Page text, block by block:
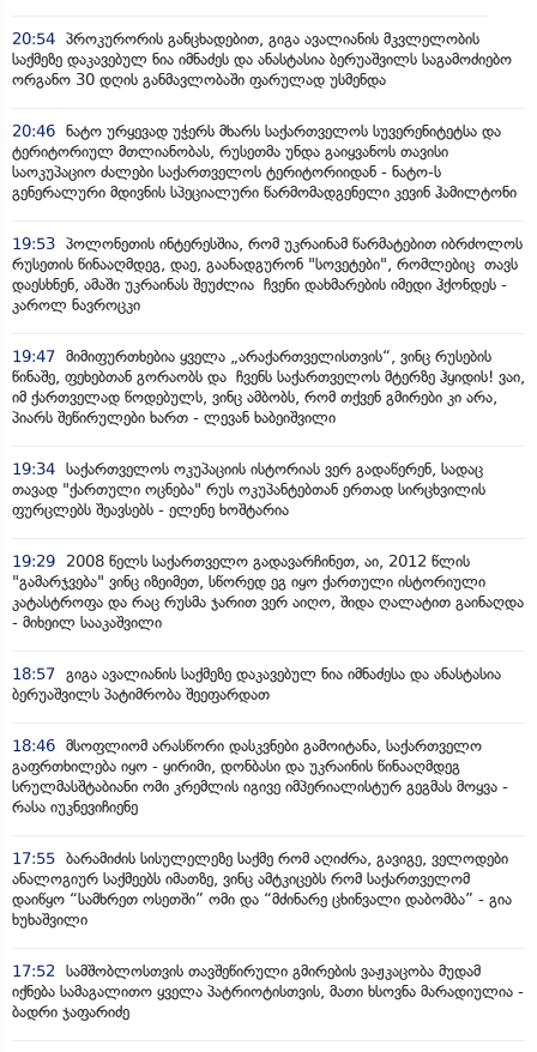
20:54 პროკურორის განცხადებით, გიგა ავალიანის მკვლელობის
საქმეზე დაკავებულ ნია იმნაძეს და ანასტასია ბერუაშვილს საგამოძიებო
ორგანო 30 დღის განმავლობაში ფარულად უსმენდა
20:46 ნატო ურყევად უჭერს მხარს საქართველოს სუვერენიტეტსა და
ტერიტორიულ მთლიანობას, რუსეთმა უნდა გაიყვანოს თავისი
საოკუპაციო ძალები საქართველოს ტერიტორიიდან - ნატო-ს
გენერალური მდივნის სპეციალური წარმომადგენელი კევინ ჰამილტონი
19:53 პოლონეთის ინტერესშია, რომ უკრაინამ წარმატებით იბრძოლოს
რუსეთის წინააღმდეგ, დაე, გაანადგურონ "სოვეტები", რომლებიც თავს
დაესხნენ, ამაში უკრაინას შეუძლია ჩვენი დახმარების იმედი ჰქონდეს -
კაროლ ნავროცკი
19:47 მიმიფურთხებია ყველა „არაქართველისთვის“, ვინც რუსების
წინაშე, ფეხებთან გორაობს და ჩვენს საქართველოს მტერზე ჰყიდის! ვაი,
იმ ქართველად წოდებულს, ვინც ამბობს, რომ თქვენ გმირები კი არა,
პიარს შეწირულები ხართ - ლევან ხაბეიშვილი
19:34 საქართველოს ოკუპაციის ისტორიას ვერ გადაწერენ, სადაც
თავად "ქართული ოცნება" რუს ოკუპანტებთან ერთად სირცხვილის
ფურცლებს შეავსებს - ელენე ხოშტარია
19:29
2008 წელს საქართველო გადავარჩინეთ, აი, 2012 წლის
"გამარჯვება" ვინც იზეიმეთ, სწორედ ეგ იყო ქართული ისტორიული
კატასტროფა და რაც რუსმა ჯარით ვერ აიღო, შიდა ღალატით გაინაღდა
- მიხეილ სააკაშვილი
18:57 გიგა ავალიანის საქმეზე დაკავებულ ნია იმნაძესა და ანასტასია
ბერუაშვილს პატიმრობა შეეფარდათ
18:46 მსოფლიომ არასწორი დასკვნები გამოიტანა, საქართველო
გაფრთხილება იყო - ყირიმი, დონბასი და უკრაინის წინააღმდეგ
სრულმასშტაბიანი ომი კრემლის იგივე იმპერიალისტურ გეგმას მოყვა -
რასა იუკნევიჩიენე
17:55 ბარამიძის სისულელეზე საქმე რომ აღიძრა, გავიგე, ველოდები
ანალოგიურ საქმეებს იმათზე, ვინც ამტკიცებს რომ საქართველომ
დაიწყო “სამხრეთ ოსეთში” ომი და “მძინარე ცხინვალი დაბომბა” - გია
ხუხაშვილი
17:52
სამშობლოსთვის თავშეწირული გმირების ვაჟკაცობა მუდამ
იქნება სამაგალითო ყველა პატრიოტისთვის, მათი ხსოვნა მარადიულია -
ბადრი ჯაფარიძე